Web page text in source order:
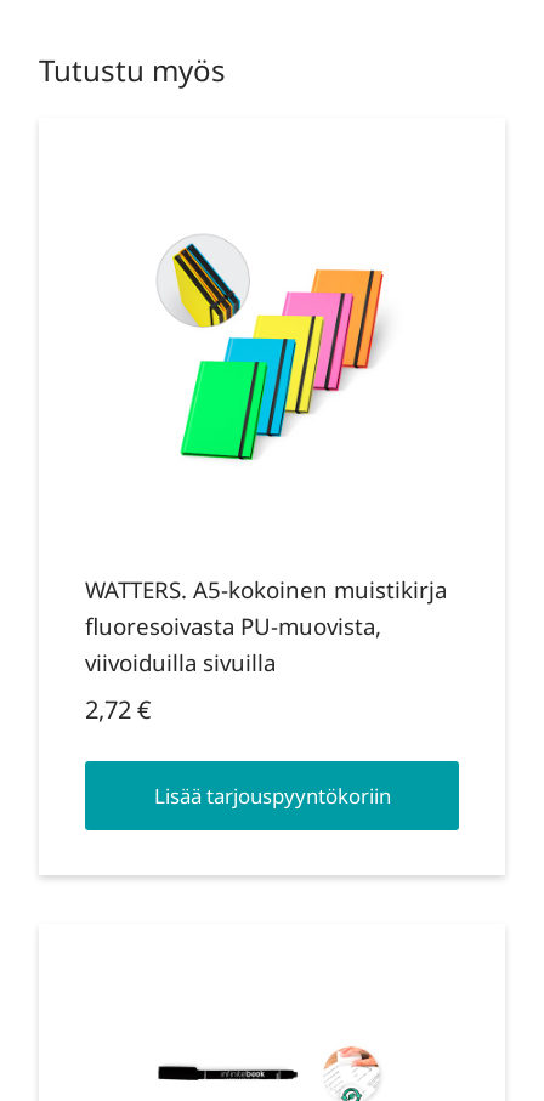
Tutustu myös
WATTERS. A5-kokoinen muistikirja
fluoresoivasta PU-muovista,
viivoiduilla sivuilla
2,72€
Lisää tarjouspyyntökoriin